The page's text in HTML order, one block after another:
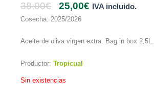
38,00€ 25,00€ IVA incluido.
Cosecha: 2025/2026
Aceite de oliva virgen extra. Bag in box 2,5L.
Productor: Tropicual
Sin existencias